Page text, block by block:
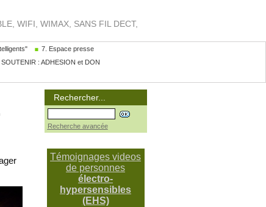
WIFI, WIMAX, SANS FIL DECT,
7. Espace presse
SOUTENIR : ADHESION et DON
Rechercher...
Recherche avancée
Témoignages videos
de personnes
électro-
hypersensibles
(EHS)